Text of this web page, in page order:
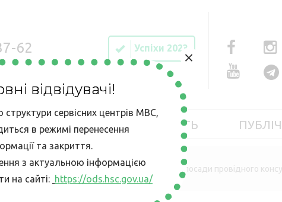
62 Успіхи 2023
КОНТАКТИ БЕЗБАР’ЄРНІСТЬ
оголошено конкурс на заміщення вакантної посади провідного
відвідувачі!
структури сервісних центрів МВС,
в режимі перенесення
та закриття.
з актуальною інформацією
на сайті: https://ods.hsc.gov.ua/
×